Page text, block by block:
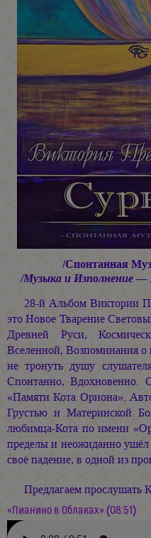
/Спонтанная
/Музыка и Изполнение
28-й Альбом Виктории
это Новое Тварение
Древней Руси,
Вселенной, Возпоминания
не тронуть душу
Спонтанно, Вдохновенно.
«Памяти Кота Ориона».
Грустью и Материнской
любимца-Кота по имени
пределы и неожиданно
своё падение, в одной из
Предлагаем прослушать
«Пианино в Облаках» (08:51)